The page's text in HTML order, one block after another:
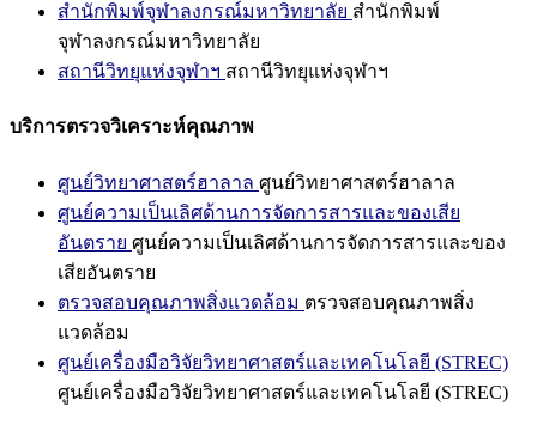
สำนักพิมพ์จุฬาลงกรณ์มหาวิทยาลัย สำนักพิมพ์
จุฬาลงกรณ์มหาวิทยาลัย
สถานีวิทยุแห่งจุฬาฯ สถานีวิทยุแห่งจุฬาฯ
บริการตรวจวิเคราะห์คุณภาพ
ศูนย์วิทยาศาสตร์ฮาลาล ศูนย์วิทยาศาสตร์ฮาลาล
ศูนย์ความเป็นเลิศด้านการจัดการสารและของเสีย
อันตราย ศูนย์ความเป็นเลิศด้านการจัดการสารและของ
เสียอันตราย
ตรวจสอบคุณภาพสิ่งแวดล้อม ตรวจสอบคุณภาพสิ่ง
แวดล้อม
ศูนย์เครื่องมือวิจัยวิทยาศาสตร์และเทคโนโลยี (STREC)
ศูนย์เครื่องมือวิจัยวิทยาศาสตร์และเทคโนโลยี (STREC)